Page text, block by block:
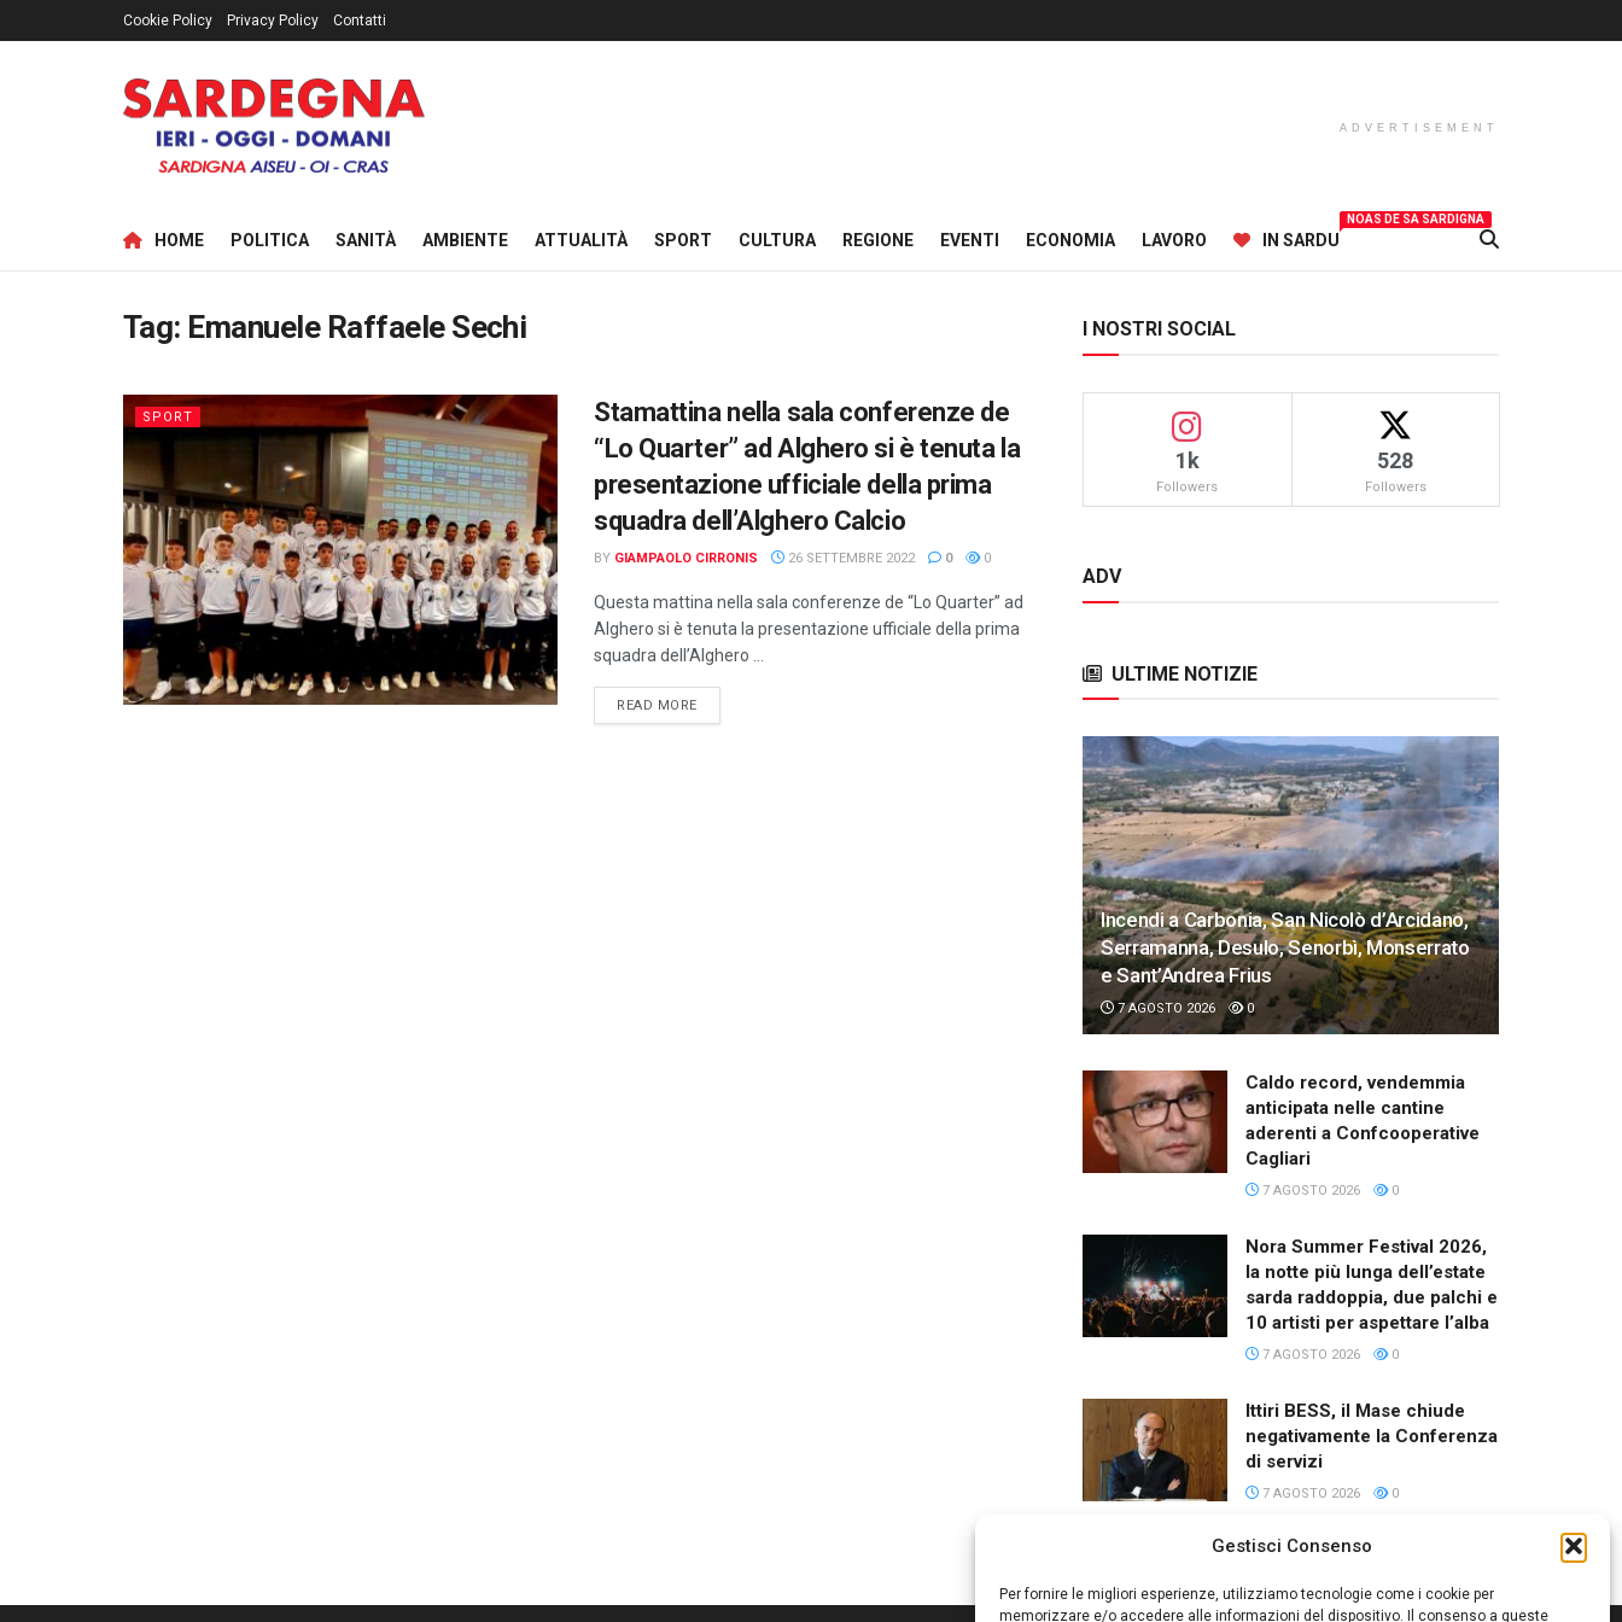
Gestisci Consenso
Per fornire le migliori esperienze, utilizziamo tecnologie come i cookie per
memorizzare e/o accedere alle informazioni del dispositivo. Il consenso a queste
Cookie Policy Privacy Policy Contatti
ADVERTISEMENT
HOME POLITICA SANITÀ AMBIENTE ATTUALITÀ SPORT CULTURA REGIONE EVENTI ECONOMIA LAVORO IN SARDU
NOAS DE SA SARDIGNA
Tag: Emanuele Raffaele Sechi
SPORT
Stamattina nella sala conferenze de
“Lo Quarter” ad Alghero si è tenuta la
presentazione ufficiale della prima
squadra dell’Alghero Calcio
BY GIAMPAOLO CIRRONIS 26 SETTEMBRE 2022 0 0
Questa mattina nella sala conferenze de “Lo Quarter” ad
Alghero si è tenuta la presentazione ufficiale della prima
squadra dell’Alghero ...
READ MOREDETAILS
I NOSTRI SOCIAL
1k
Followers
528
Followers
ADV
ULTIME NOTIZIE
Incendi a Carbonia, San Nicolò d’Arcidano,
Serramanna, Desulo, Senorbì, Monserrato
e Sant’Andrea Frius
7 AGOSTO 2026 0
Caldo record, vendemmia
anticipata nelle cantine
aderenti a Confcooperative
Cagliari
7 AGOSTO 2026 0
Nora Summer Festival 2026,
la notte più lunga dell’estate
sarda raddoppia, due palchi e
10 artisti per aspettare l’alba
7 AGOSTO 2026 0
Ittiri BESS, il Mase chiude
negativamente la Conferenza
di servizi
7 AGOSTO 2026 0